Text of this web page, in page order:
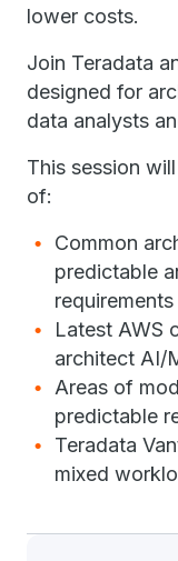
lower costs.
Join Teradata
designed for
data analysts
This session
of:
Common
predictable
Latest AWS
architect AI/
Areas of
predictable
Teradata
mixed